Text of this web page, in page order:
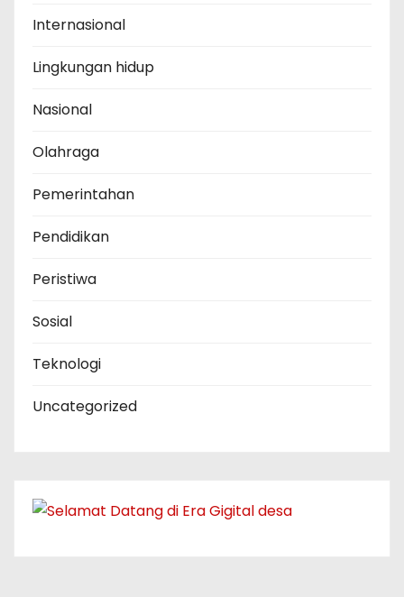
Internasional
Lingkungan hidup
Nasional
Olahraga
Pemerintahan
Pendidikan
Peristiwa
Sosial
Teknologi
Uncategorized